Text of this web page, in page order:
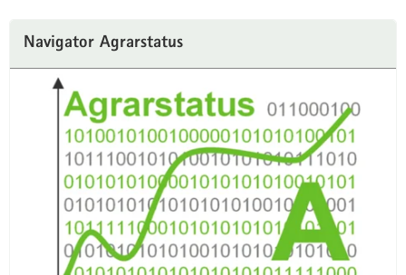
Navigator Agrarstatus